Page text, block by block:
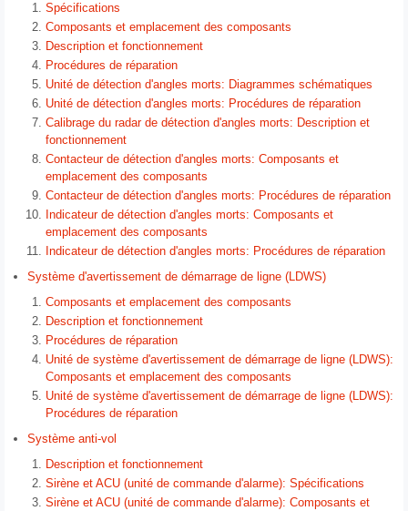
Spécifications
Composants et emplacement des composants
Description et fonctionnement
Procédures de réparation
Unité de détection d'angles morts: Diagrammes schématiques
Unité de détection d'angles morts: Procédures de réparation
Calibrage du radar de détection d'angles morts: Description et
fonctionnement
Contacteur de détection d'angles morts: Composants et
emplacement des composants
Contacteur de détection d'angles morts: Procédures de réparation
Indicateur de détection d'angles morts: Composants et
emplacement des composants
Indicateur de détection d'angles morts: Procédures de réparation
Système d'avertissement de démarrage de ligne (LDWS)
Composants et emplacement des composants
Description et fonctionnement
Procédures de réparation
Unité de système d'avertissement de démarrage de ligne (LDWS):
Composants et emplacement des composants
Unité de système d'avertissement de démarrage de ligne (LDWS):
Procédures de réparation
Système anti-vol
Description et fonctionnement
Sirène et ACU (unité de commande d'alarme): Spécifications
Sirène et ACU (unité de commande d'alarme): Composants et